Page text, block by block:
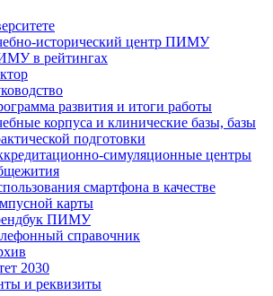
исторический центр ПИМУ
в рейтингах
развития и итоги работы
корпуса и клинические базы, базы
подготовки
симуляционные центры
смартфона в качестве
карты
ПИМУ
справочник
2030
и реквизиты